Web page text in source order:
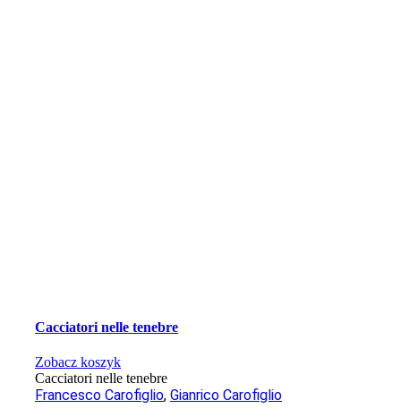
Cacciatori nelle tenebre
Zobacz koszyk
Cacciatori nelle tenebre
Francesco Carofiglio,Gianrico Carofiglio